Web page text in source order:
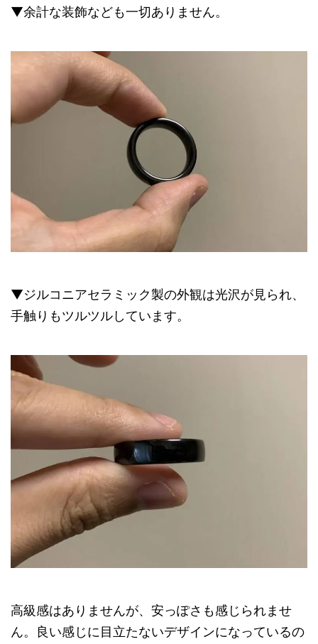
▼余計な装飾なども一切ありません。
▼ジルコニアセラミック製の外観は光沢が見られ、
手触りもツルツルしています。
高級感はありませんが、安っぽさも感じられませ
ん。良い感じに目立たないデザインになっているの